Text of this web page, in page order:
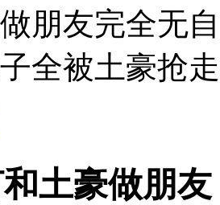
朋友完全无
全被土豪抢
土豪做朋友